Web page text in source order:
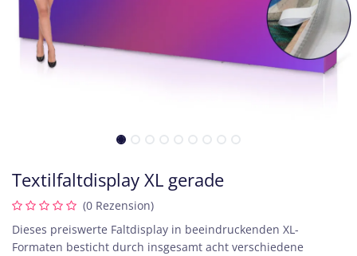
Textilfaltdisplay XL gerade
(0 Rezension)
Dieses preiswerte Faltdisplay in beeindruckenden XL-
Formaten besticht durch insgesamt acht verschiedene